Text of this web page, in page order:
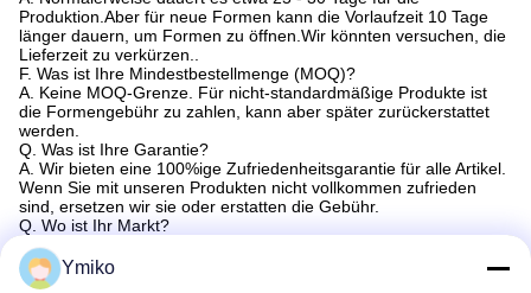
Produktion.Aber für neue Formen kann die Vorlaufzeit 10 Tage
länger dauern, um Formen zu öffnen.Wir könnten versuchen, die
Lieferzeit zu verkürzen..
F. Was ist Ihre Mindestbestellmenge (MOQ)?
A. Keine MOQ-Grenze. Für nicht-standardmäßige Produkte ist
die Formengebühr zu zahlen, kann aber später zurückerstattet
werden.
Q. Was ist Ihre Garantie?
A. Wir bieten eine 100%ige Zufriedenheitsgarantie für alle Artikel.
Wenn Sie mit unseren Produkten nicht vollkommen zufrieden
sind, ersetzen wir sie oder erstatten die Gebühr.
Q. Wo ist Ihr Markt?
A. Unsere Produkte sind in Deutschland, Amerika, Mexiko, Indien,
Russland, Indonesien, Malaysia, Bangladesch, Südafrika usw.
beliebt.
Ymiko